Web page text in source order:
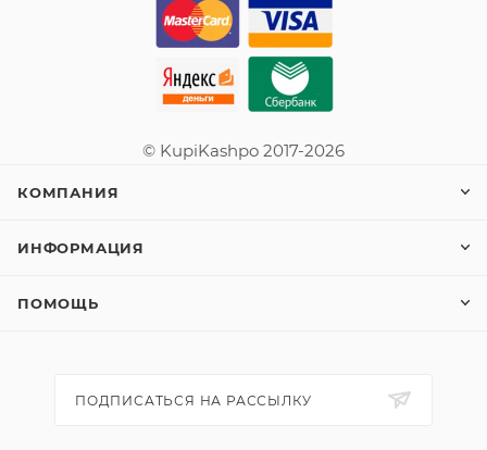
© KupiKashpo 2017-2026
КОМПАНИЯ
ИНФОРМАЦИЯ
ПОМОЩЬ
ПОДПИСАТЬСЯ НА РАССЫЛКУ